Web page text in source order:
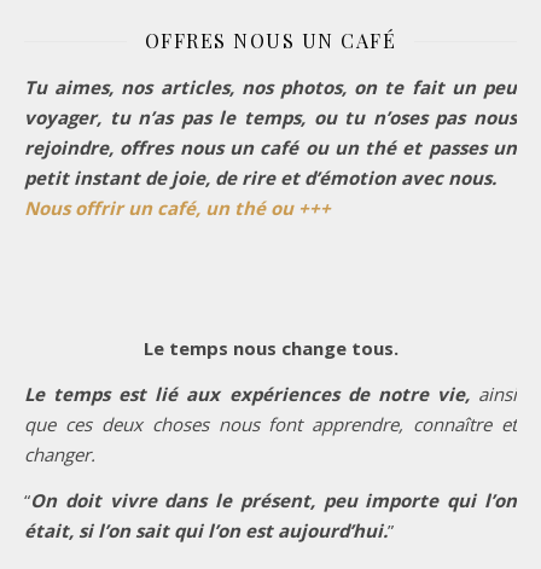
OFFRES NOUS UN CAFÉ
Tu aimes, nos articles, nos photos, on te fait un peu
voyager, tu n’as pas le temps, ou tu n’oses pas nous
rejoindre, offres nous un café ou un thé et passes un
petit instant de joie, de rire et d’émotion avec nous.
Nous offrir un café, un thé ou +++
Le temps nous change tous.
Le temps est lié aux expériences de notre vie, ainsi
que ces deux choses nous font apprendre, connaître et
changer.
“On doit vivre dans le présent, peu importe qui l’on
était, si l’on sait qui l’on est aujourd’hui.”